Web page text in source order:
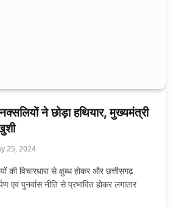
ने छोड़ा हथियार, मुख्यमंत्री
25, 2024
की विचारधारा से क्षुब्ध होकर और छत्तीसगढ़
एवं पुनर्वास नीति से प्रभावित होकर लगातार